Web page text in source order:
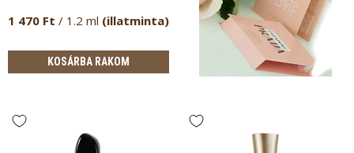
1 470 Ft / 1.2 ml (illatminta)
KOSÁRBA RAKOM